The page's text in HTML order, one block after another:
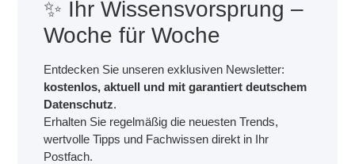
✨ Ihr Wissensvorsprung –
Woche für Woche
Entdecken Sie unseren exklusiven Newsletter:
kostenlos, aktuell und mit garantiert deutschem
Datenschutz.
Erhalten Sie regelmäßig die neuesten Trends,
wertvolle Tipps und Fachwissen direkt in Ihr
Postfach.